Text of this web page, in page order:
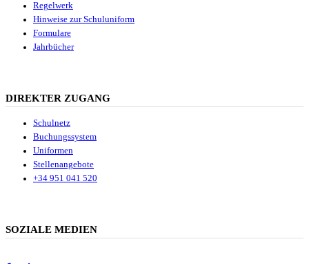
Regelwerk
Hinweise zur Schuluniform
Formulare
Jahrbücher
DIREKTER ZUGANG
Schulnetz
Buchungssystem
Uniformen
Stellenangebote
+34 951 041 520
SOZIALE MEDIEN